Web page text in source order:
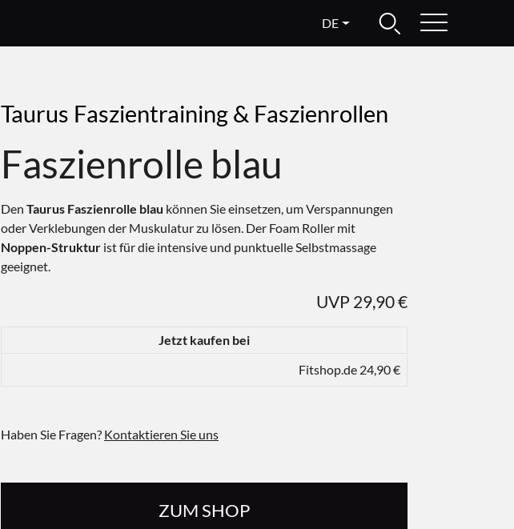
DE
Taurus Faszientraining & Faszienrollen
Faszienrolle blau
Den Taurus Faszienrolle blau können Sie einsetzen, um Verspannungen
oder Verklebungen der Muskulatur zu lösen. Der Foam Roller mit
Noppen-Struktur ist für die intensive und punktuelle Selbstmassage
geeignet.
UVP 29,90 €
Jetzt kaufen bei
Fitshop.de 24,90 €
Haben Sie Fragen? Kontaktieren Sie uns
ZUM SHOP